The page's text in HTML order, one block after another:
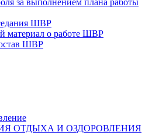
за выполнением плана работы
ШВР
материал о работе ШВР
ШВР
ОТДЫХА И ОЗДОРОВЛЕНИЯ